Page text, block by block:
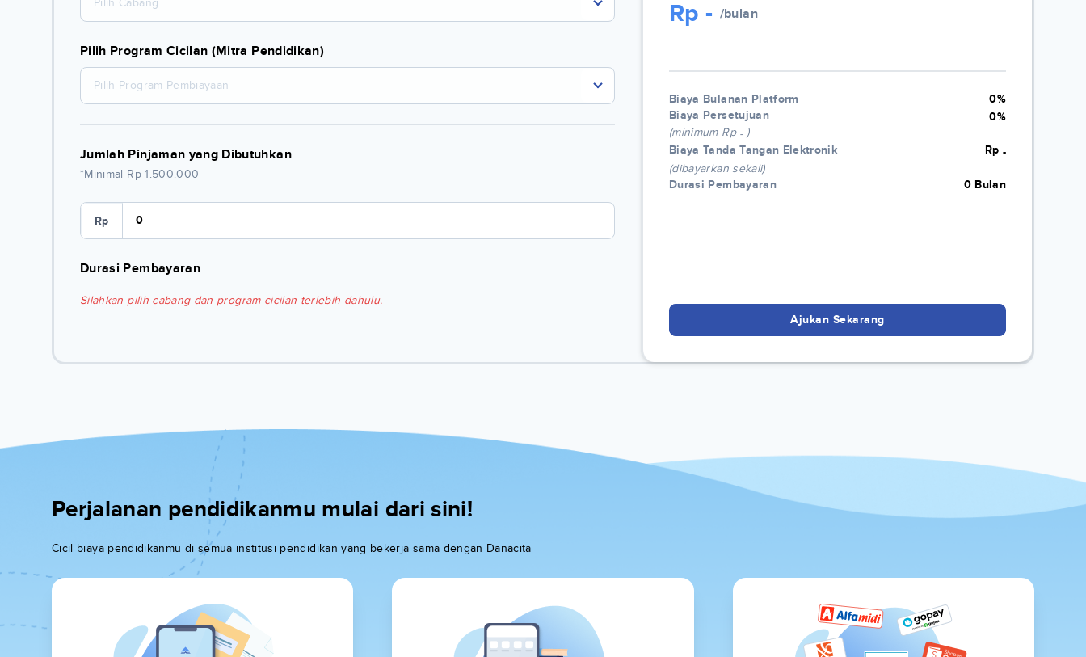
Pilih Cabang
Pilih Program Cicilan (Mitra Pendidikan)
Pilih Program Pembiayaan
Jumlah Pinjaman yang Dibutuhkan
*Minimal Rp 1.500.000
Rp
Durasi Pembayaran
Silahkan pilih cabang dan program cicilan terlebih dahulu.
Rp - /bulan
Biaya Bulanan Platform
0%
Biaya Persetujuan
(minimum Rp -)
0%
Biaya Tanda Tangan Elektronik
(dibayarkan sekali)
Rp -
Durasi Pembayaran 0 Bulan
Ajukan Sekarang
Perjalanan pendidikanmu mulai dari sini!
Cicil biaya pendidikanmu di semua institusi pendidikan yang bekerja sama dengan Danacita